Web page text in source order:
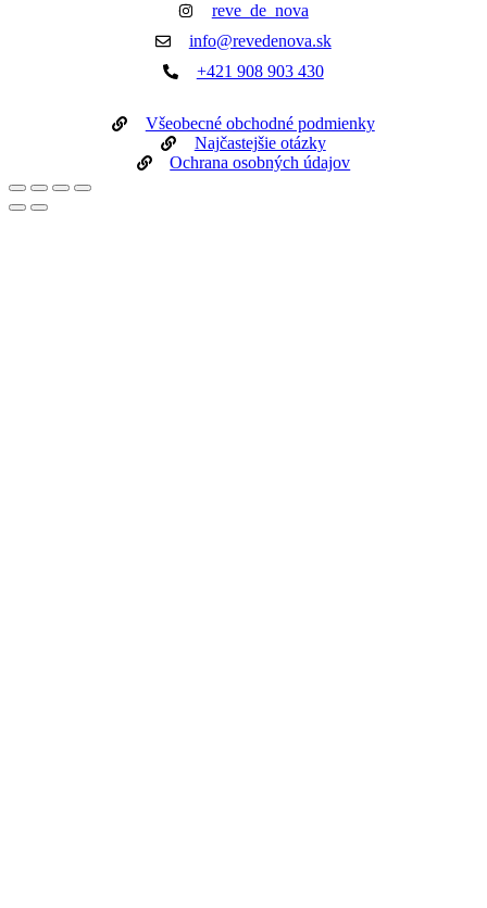
reve_de_nova
info@revedenova.sk
+421 908 903 430
Všeobecné obchodné podmienky
Najčastejšie otázky
Ochrana osobných údajov